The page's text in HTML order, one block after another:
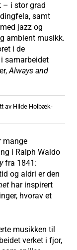
– i stor grad
samt
jazz og
ambient musikk.
i de
samarbeidet
Always and
av Hilde Holbæk-
mange
i Ralph Waldo
fra 1841:
og aldri er den
har inspirert
hvorav et
musikken til
verket i fjor,